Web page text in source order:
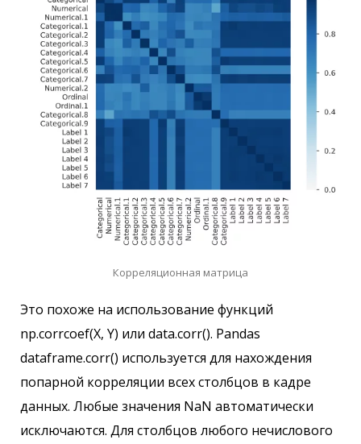
Корреляционная матрица
Это похоже на использование функций
np.corrcoef(X, Y) или data.corr(). Pandas
dataframe.corr() используется для нахождения
попарной корреляции всех столбцов в кадре
данных. Любые значения NaN автоматически
исключаются. Для столбцов любого нечислового